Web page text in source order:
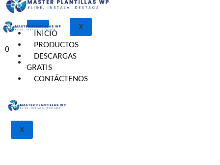
X
INICIO
PRODUCTOS
DESCARGAS
GRATIS
CONTÁCTENOS
X
0